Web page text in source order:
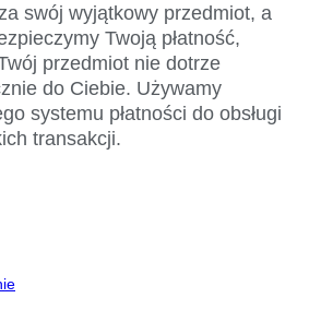
swój wyjątkowy przedmiot, a
Twoją płatność,
przedmiot nie dotrze
do Ciebie. Używamy
systemu płatności do obsługi
transakcji.